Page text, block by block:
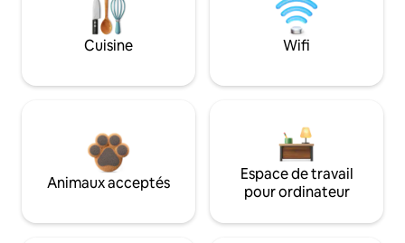
Cuisine Wifi
Animaux acceptés
Espace de travail
pour ordinateur